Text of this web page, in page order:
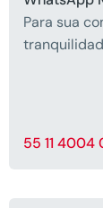
Para sua
55 11 4004